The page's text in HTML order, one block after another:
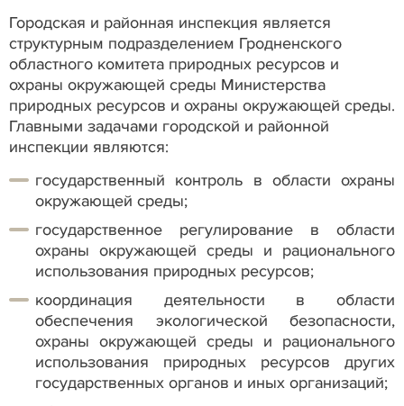
Городская и районная инспекция является
структурным подразделением Гродненского
областного комитета природных ресурсов и
охраны окружающей среды Министерства
природных ресурсов и охраны окружающей среды.
Главными задачами городской и районной
инспекции являются:
государственный контроль в области охраны
окружающей среды;
государственное регулирование в области
охраны окружающей среды и рационального
использования природных ресурсов;
координация деятельности в области
обеспечения экологической безопасности,
охраны окружающей среды и рационального
использования природных ресурсов других
государственных органов и иных организаций;